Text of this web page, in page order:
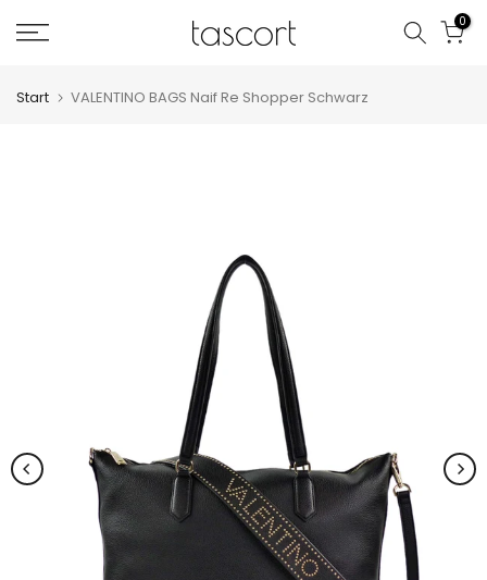
Zum
springen
0
Start VALENTINO BAGS Naif Re Shopper Schwarz